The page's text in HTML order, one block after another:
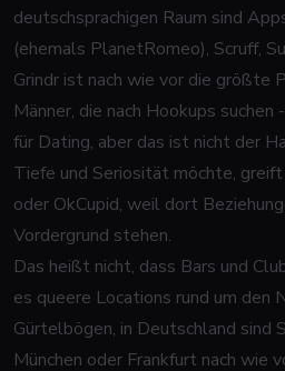
deutschsprachigen Raum sind
(ehemals PlanetRomeo), Scruff,
Grindr ist nach wie vor die größte
Männer, die nach Hookups suchen
für Dating, aber das ist nicht der
Tiefe und Seriosität möchte,
oder OkCupid, weil dort
Vordergrund stehen.
Das heißt nicht, dass Bars und
es queere Locations rund um den
Gürtelbögen, in Deutschland sind
München oder Frankfurt nach